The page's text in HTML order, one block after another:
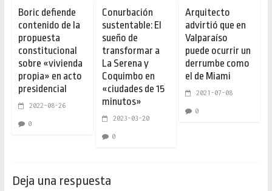
Boric defiende
contenido de la
propuesta
constitucional
sobre «vivienda
propia» en acto
presidencial
2022-08-26
0
Conurbación
sustentable: El
sueño de
transformar a
La Serena y
Coquimbo en
«ciudades de 15
minutos»
2023-03-20
0
Arquitecto
advirtió que en
Valparaíso
puede ocurrir un
derrumbe como
el de Miami
2021-07-08
0
Deja una respuesta